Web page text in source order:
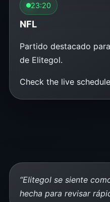
23:20
NFL
Partido destacado
de Elitegol.
Check the live
“Elitegol se siente
hecha para revisar